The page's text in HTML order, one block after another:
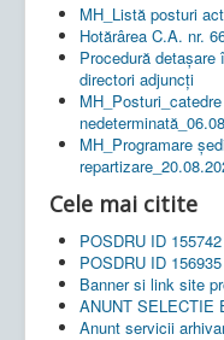
MH_Listă posturi
Hotărârea C.A. nr.
Procedură
directori adjuncți
MH_Programare
Cele mai citite
POSDRU ID 155742
POSDRU ID 156935
Banner si link site
ANUNT SELECTIE
Anunt servicii